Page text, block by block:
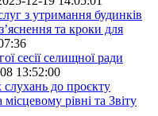
з утримання будинків
та кроки для
сесії селищної ради
13:52:00
до проєкту
місцевому рівні та Звіту